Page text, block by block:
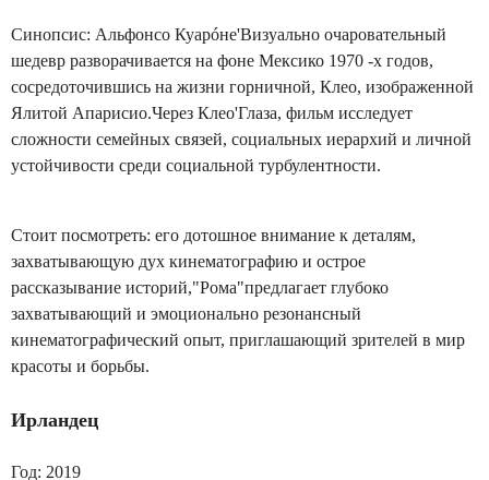
Синопсис: Альфонсо Куарóне'Визуально очаровательный
шедевр разворачивается на фоне Мексико 1970 -х годов,
сосредоточившись на жизни горничной, Клео, изображенной
Ялитой Апарисио.Через Клео'Глаза, фильм исследует
сложности семейных связей, социальных иерархий и личной
устойчивости среди социальной турбулентности.
Стоит посмотреть: его дотошное внимание к деталям,
захватывающую дух кинематографию и острое
рассказывание историй,"Рома"предлагает глубоко
захватывающий и эмоционально резонансный
кинематографический опыт, приглашающий зрителей в мир
красоты и борьбы.
Ирландец
Год: 2019